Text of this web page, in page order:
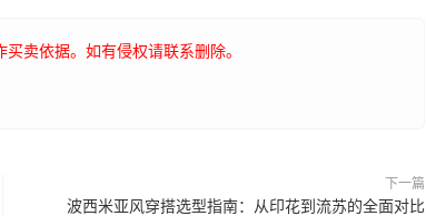
卖依据。如有侵权请联系删除。
下一篇
波西米亚风穿搭选型指南：从印花到流苏的全面对比